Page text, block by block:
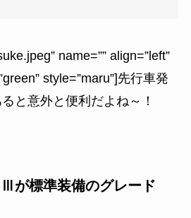
name=”” align=”left”
style=”maru”]先行車発
と意外と便利だよね～！
が標準装備のグレード